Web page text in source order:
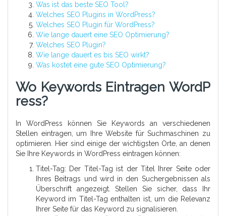
Was ist das beste SEO Tool?
Welches SEO Plugins in WordPress?
Welches SEO Plugin für WordPress?
Wie lange dauert eine SEO Optimierung?
Welches SEO Plugin?
Wie lange dauert es bis SEO wirkt?
Was kostet eine gute SEO Optimierung?
Wo Keywords Eintragen WordP
Ress?
In WordPress können Sie Keywords an verschiedenen
Stellen eintragen, um Ihre Website für Suchmaschinen zu
optimieren. Hier sind einige der wichtigsten Orte, an denen
Sie Ihre Keywords in WordPress eintragen können:
Titel-Tag: Der Titel-Tag ist der Titel Ihrer Seite oder
Ihres Beitrags und wird in den Suchergebnissen als
Überschrift angezeigt. Stellen Sie sicher, dass Ihr
Keyword im Titel-Tag enthalten ist, um die Relevanz
Ihrer Seite für das Keyword zu signalisieren.